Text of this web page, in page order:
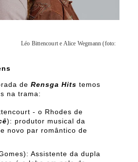
e Alice Wegmann (foto:
de Rensga Hits temos
na trama:
- o Rhodes de
): produtor musical da
e novo par romântico de
Assistente da dupla